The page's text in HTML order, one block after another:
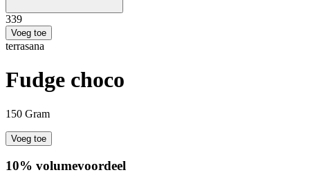
339
Voeg toe
terrasana
Fudge choco
150 Gram
Voeg toe
10% volumevoordeel